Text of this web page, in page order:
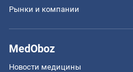
Рынки и компании
MedOboz
Новости медицины